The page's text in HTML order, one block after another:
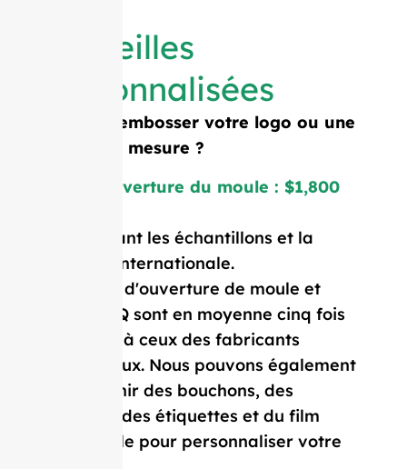
Bouteilles
personnalisées
Besoin d'embosser votre logo ou une
forme sur mesure ?
Coût d'ouverture du moule : $1,800
Prix incluant les échantillons et la
livraison internationale.
Nos coûts d'ouverture de moule et
notre MOQ sont en moyenne cinq fois
inférieurs à ceux des fabricants
occidentaux. Nous pouvons également
vous fournir des bouchons, des
capsules, des étiquettes et du film
rétractable pour personnaliser votre